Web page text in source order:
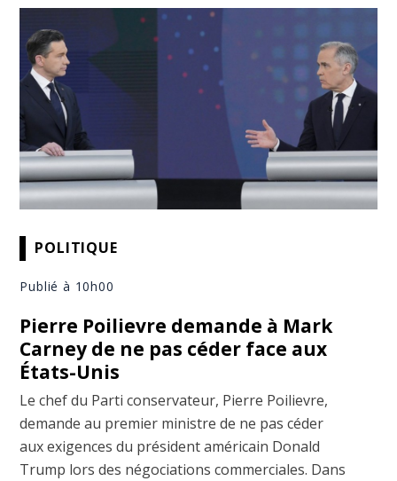
POLITIQUE
Publié à 10h00
Pierre Poilievre demande à Mark
Carney de ne pas céder face aux
États-Unis
Le chef du Parti conservateur, Pierre Poilievre,
demande au premier ministre de ne pas céder
aux exigences du président américain Donald
Trump lors des négociations commerciales. Dans